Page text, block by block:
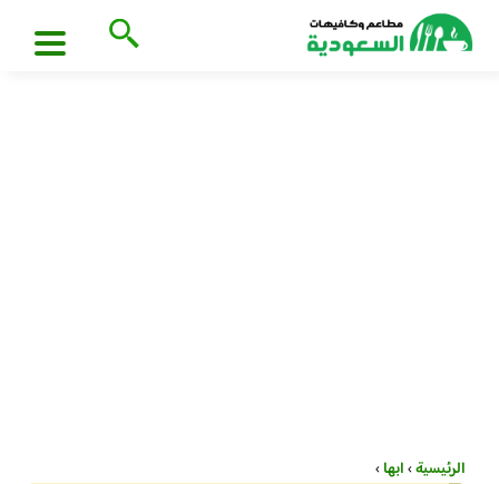
الرئيسية›ابها›